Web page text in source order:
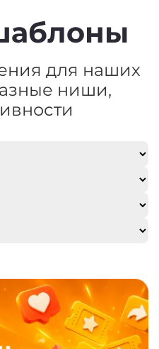
для наших
ниши,